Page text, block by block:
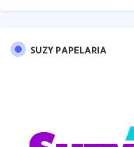
SUZY PAPELARIA